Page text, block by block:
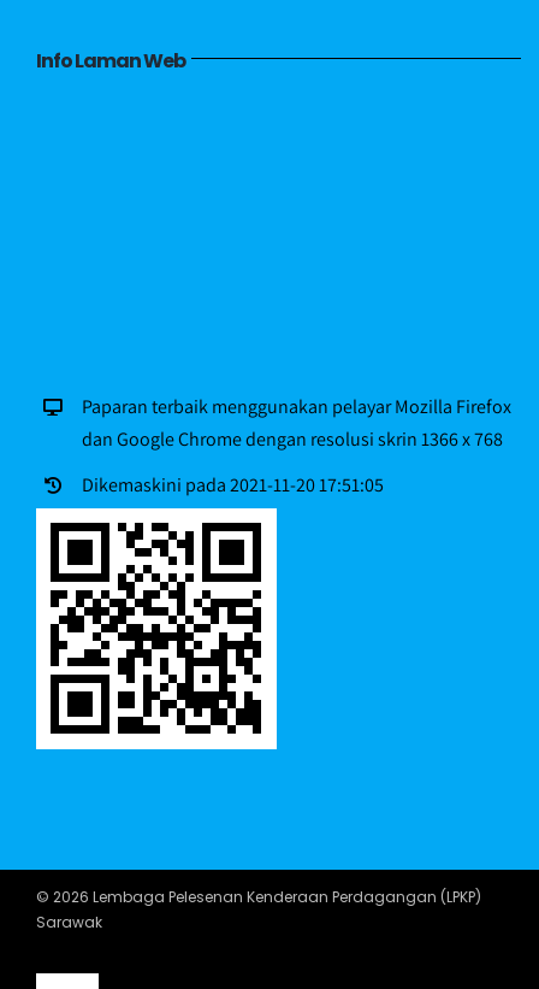
Info Laman Web
Paparan terbaik menggunakan pelayar Mozilla Firefox
dan Google Chrome dengan resolusi skrin 1366 x 768
Dikemaskini pada 2021-11-20 17:51:05
© 2026 Lembaga Pelesenan Kenderaan Perdagangan (LPKP)
Sarawak